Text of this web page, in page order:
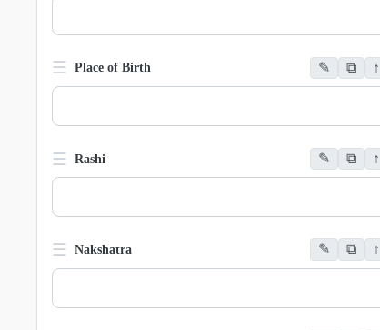
☰ Place of Birth ✎ ⧉ ↑
☰ Rashi ✎ ⧉ ↑
☰ Nakshatra ✎ ⧉ ↑